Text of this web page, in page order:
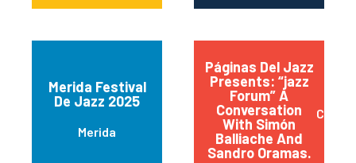
Merida Festival
De Jazz 2025
Merida
Páginas Del Jazz
Presents: “jazz
Forum” A
Conversation
With Simón
Balliache And
Sandro Oramas.